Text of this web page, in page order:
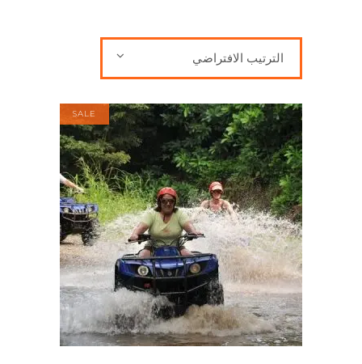
الترتيب الافتراضي
SALE
إضافة إلى السلة